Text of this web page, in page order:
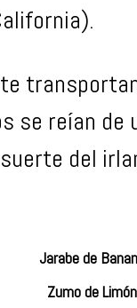
se reían de
del
Jarabe de
Zumo de Limón